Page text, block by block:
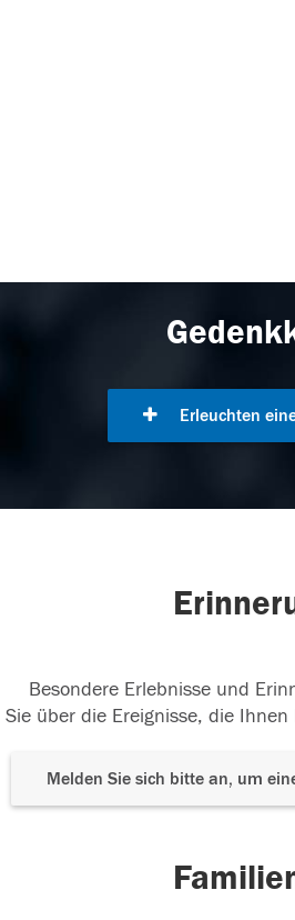
Erleuchten
Besondere Erlebnisse und
Sie über die Ereignisse, die
Melden Sie sich bitte an, um